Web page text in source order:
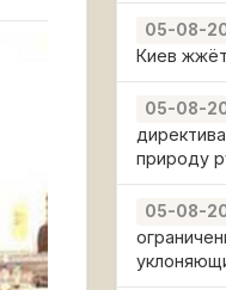
05-08-
Киев
05-08-
природу
05-08-